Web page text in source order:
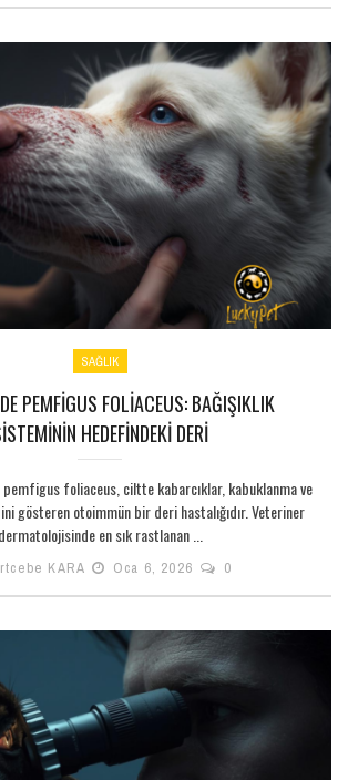
SAĞLIK
PEMFIGUS FOLIACEUS: BAĞIŞIKLIK
HEDEFINDEKI DERI
foliaceus, ciltte kabarcıklar, kabuklanma ve
gösteren otoimmün bir deri hastalığıdır. Veteriner
dermatolojisinde en sık rastlanan ...
KARA Oca 6, 2026 0